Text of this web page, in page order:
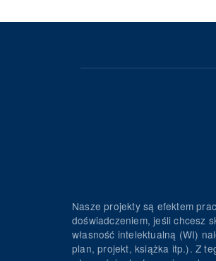
Nasze projekty są efektem
doświadczeniem, jeśli chcesz
własność intelektualną (WI)
plan, projekt, książka itp.). Z